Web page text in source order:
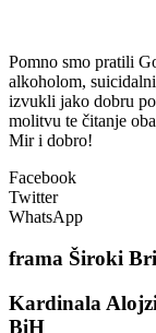
Pomno smo pratili
alkoholom,
izvukli jako dobru
molitvu te čitanje
Mir i dobro!
Facebook
Twitter
WhatsApp
frama Široki
Kardinala
BiH